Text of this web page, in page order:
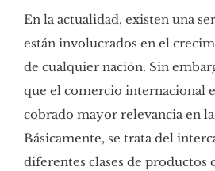
En la actualidad, existen una
están involucrados en el
de cualquier nación. Sin
que el comercio internacional
cobrado mayor relevancia en
Básicamente, se trata del
diferentes clases de productos